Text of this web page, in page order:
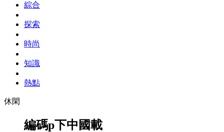
綜合
探索
時尚
知識
熱點
休閑
編碼p下中國載